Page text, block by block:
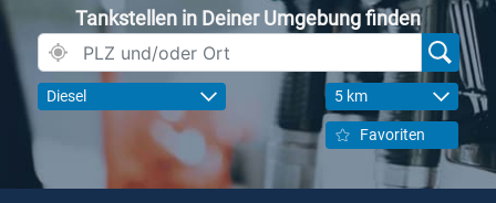
Tankstellen in Deiner Umgebung finden
Diesel 5 km
Favoriten